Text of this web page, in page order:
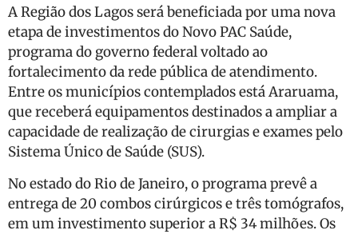
A Região dos Lagos será beneficiada por uma nova
etapa de investimentos do Novo PAC Saúde,
programa do governo federal voltado ao
fortalecimento da rede pública de atendimento.
Entre os municípios contemplados está Araruama,
que receberá equipamentos destinados a ampliar a
capacidade de realização de cirurgias e exames pelo
Sistema Único de Saúde (SUS).
No estado do Rio de Janeiro, o programa prevê a
entrega de 20 combos cirúrgicos e três tomógrafos,
em um investimento superior a R$ 34 milhões. Os